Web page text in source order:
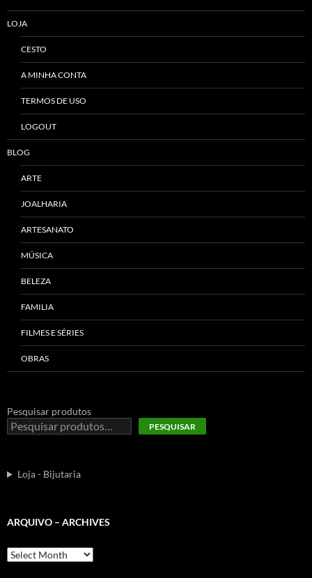
LOJA
CESTO
A MINHA CONTA
TERMOS DE USO
LOGOUT
BLOG
ARTE
JOALHARIA
ARTESANATO
MÚSICA
BELEZA
FAMILIA
FILMES E SÉRIES
OBRAS
Pesquisar produtos
PESQUISAR
Loja - Bijutaria
ARQUIVO – ARCHIVES
Arquivo
–